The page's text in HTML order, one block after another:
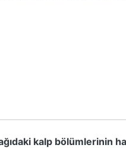
kalp bölümlerinin